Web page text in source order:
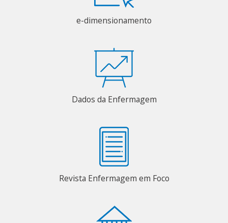
e-dimensionamento
Dados da Enfermagem
Revista Enfermagem em Foco